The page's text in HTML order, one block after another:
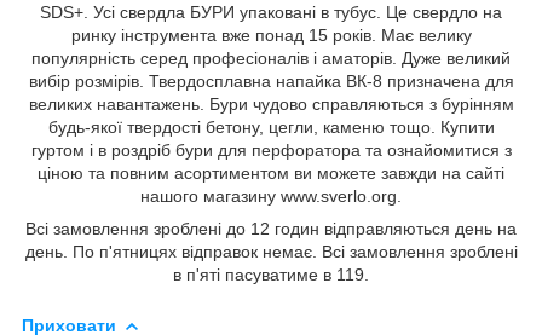
SDS+. Усі свердла БУРИ упаковані в тубус. Це свердло на
ринку інструмента вже понад 15 років. Має велику
популярність серед професіоналів і аматорів. Дуже великий
вибір розмірів. Твердосплавна напайка ВК-8 призначена для
великих навантажень. Бури чудово справляються з бурінням
будь-якої твердості бетону, цегли, каменю тощо. Купити
гуртом і в роздріб бури для перфоратора та ознайомитися з
ціною та повним асортиментом ви можете завжди на сайті
нашого магазину www.sverlo.org.
Всі замовлення зроблені до 12 годин відправляються день на
день. По п'ятницях відправок немає. Всі замовлення зроблені
в п'яті пасуватиме в 119.
Приховати